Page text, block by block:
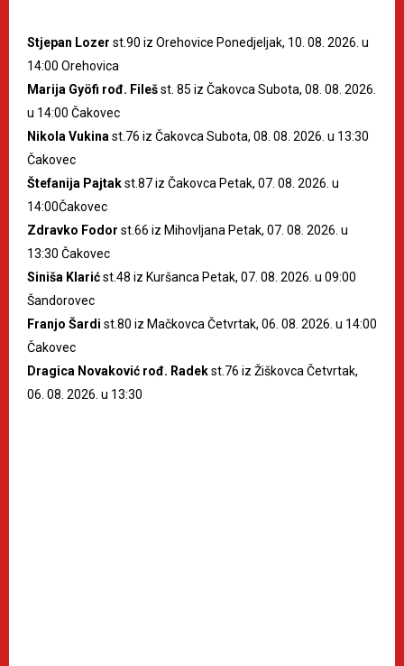
Stjepan Lozer st.90 iz Orehovice Ponedjeljak, 10. 08. 2026. u
14:00 Orehovica
Marija Gyöfi rođ. Filešst. 85 iz Čakovca Subota, 08. 08. 2026.
u 14:00 Čakovec
Nikola Vukinast.76 iz Čakovca Subota, 08. 08. 2026. u 13:30
Čakovec
Štefanija Pajtakst.87 iz Čakovca Petak, 07. 08. 2026. u
14:00Čakovec
Zdravko Fodor st.66 iz Mihovljana Petak, 07. 08. 2026. u
13:30 Čakovec
Siniša Klarićst.48 iz Kuršanca Petak, 07. 08. 2026. u 09:00
Šandorovec
Franjo Šardi st.80 iz Mačkovca Četvrtak, 06. 08. 2026. u 14:00
Čakovec
Dragica Novaković rođ. Radekst.76 iz Žiškovca Četvrtak,
06. 08. 2026. u 13:30